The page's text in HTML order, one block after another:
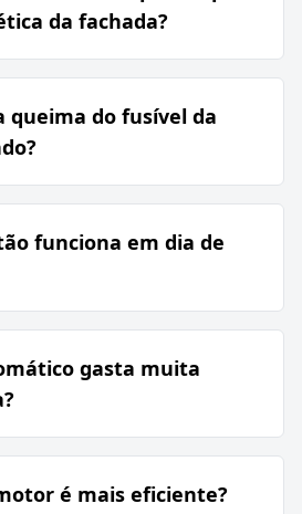
da fachada?
queima do fusível da
funciona em dia de
gasta muita
é mais eficiente?